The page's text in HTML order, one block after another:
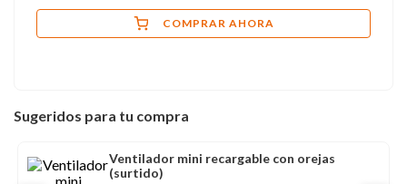
COMPRAR AHORA
Sugeridos para tu compra
Ventilador mini recargable con orejas
(surtido)